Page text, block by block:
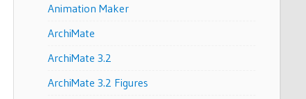
Animation Maker
ArchiMate
ArchiMate 3.2
ArchiMate 3.2 Figures